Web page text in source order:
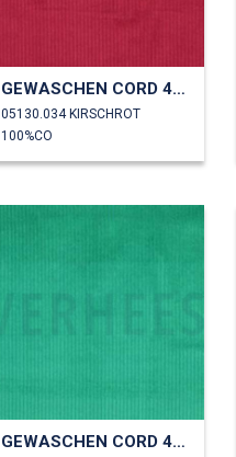
GEWASCHEN CORD 4.5W
05130.034 KIRSCHROT
100%CO
GEWASCHEN CORD 4.5W